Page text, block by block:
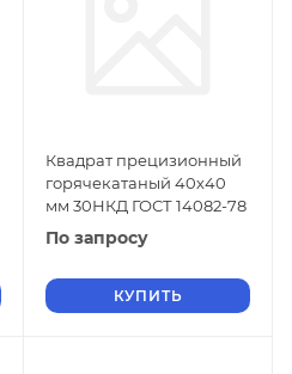
Квадрат прецизионный
горячекатаный 40х40
мм 30НКД ГОСТ 14082-78
По запросу
КУПИТЬ